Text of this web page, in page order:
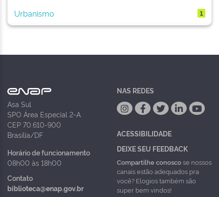
Urbanismo 1
Asa Sul
SPO Área Especial 2-A
CEP 70.610-900
Brasília/DF
Horário de funcionamento
08h00 às 18h00
Contato
biblioteca@enap.gov.br
NAS REDES
ACESSIBILIDADE
DEIXE SEU FEEDBACK
Compartilhe conoscose nossos
canais estão adequados pra
você? Elogios também são
super bem vindos!